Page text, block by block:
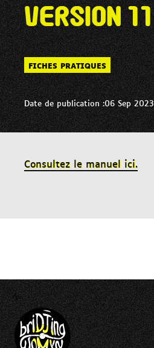
Version 11
FICHES PRATIQUES
Date de publication :06 Sep 2023
Consultez le manuel ici.